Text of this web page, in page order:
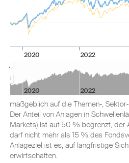
2020 2022
2020 2022
Das Fondsmanagement investiert
weltweiten Aktienmärkten. Dabei
maßgeblich auf die Themen-,
Der Anteil von Anlagen in
Markets) ist auf 50 % begrenzt, der
darf nicht mehr als 15 % des
Anlageziel ist es, auf langfristige
erwirtschaften.